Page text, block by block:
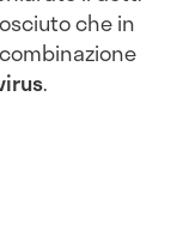
che in
.